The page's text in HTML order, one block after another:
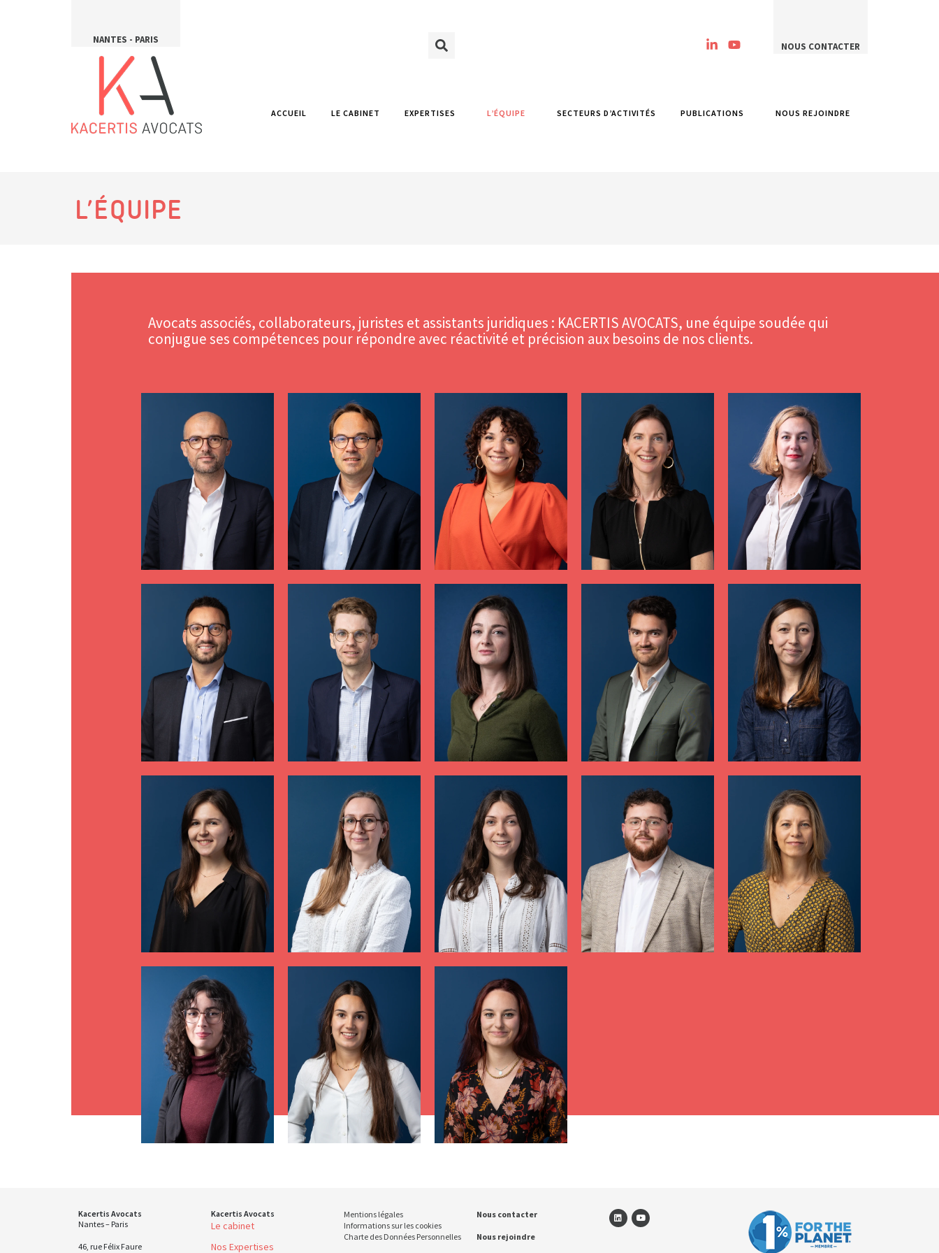
NANTES - PARIS
NOUS CONTACTER
ACCUEIL LE CABINET EXPERTISES L’ÉQUIPE SECTEURS D’ACTIVITÉS PUBLICATIONS NOUS REJOINDRE
L’ÉQUIPE
Avocats associés, collaborateurs, juristes et assistants juridiques : KACERTIS AVOCATS, une équipe soudée qui
conjugue ses compétences pour répondre avec réactivité et précision aux besoins de nos clients.
Kacertis Avocats
Nantes – Paris
46, rue Félix Faure
Kacertis Avocats
Le cabinet
Nos Expertises
Mentions légales
Informations sur les cookies
Charte des Données Personnelles
Nous contacter
Nous rejoindre